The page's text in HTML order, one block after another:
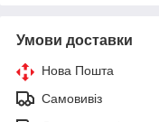
Умови доставки
Нова Пошта
Самовивіз